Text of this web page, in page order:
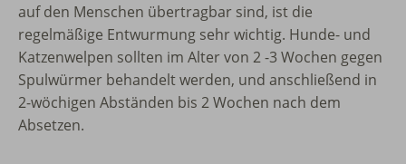
auf den Menschen übertragbar sind, ist die
regelmäßige Entwurmung sehr wichtig. Hunde- und
Katzenwelpen sollten im Alter von 2 -3 Wochen gegen
Spulwürmer behandelt werden, und anschließend in
2-wöchigen Abständen bis 2 Wochen nach dem
Absetzen.